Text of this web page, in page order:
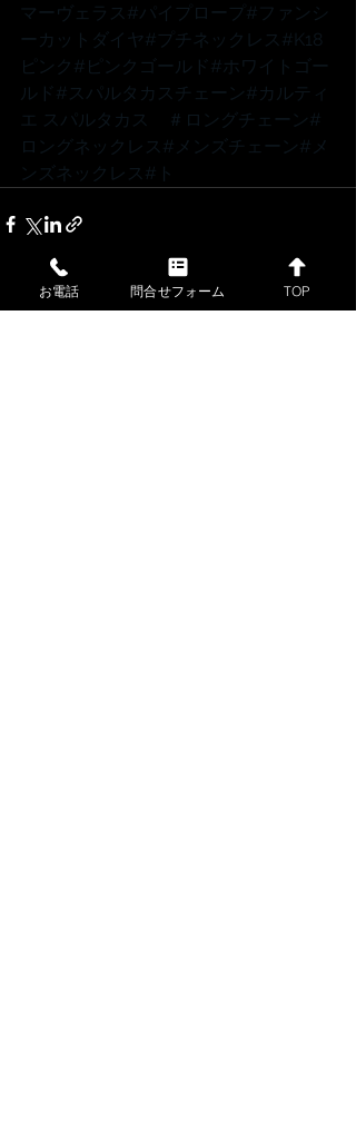
マーヴェラス #パイプロープ #ファンシ
ーカットダイヤ #プチネックレス #K18
ピンク #ピンクゴールド #ホワイトゴー
ルド #スパルタカスチェーン #カルティ
エ スパルタカス ＃ロングチェーン #
ロングネックレス #メンズチェーン #メ
ンズネックレス #ト
最新記事
お電話 問合せフォーム TOP